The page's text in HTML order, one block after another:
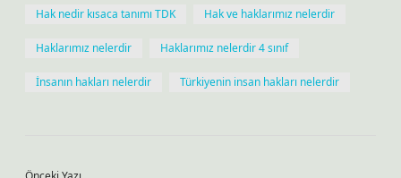
Hak nedir kısaca tanımı TDK Hak ve haklarımız nelerdir
Haklarımız nelerdir Haklarımız nelerdir 4 sınıf
İnsanın hakları nelerdir Türkiyenin insan hakları nelerdir